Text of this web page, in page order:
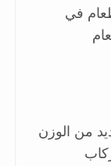
في
من الوزن